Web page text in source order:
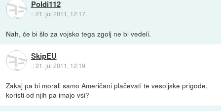
Poldi112
::21. jul 2011, 12:17
Nah, če bi šlo za vojsko tega zgolj ne bi vedeli.
SkipEU
::21. jul 2011, 12:19
Zakaj pa bi morali samo Američani plačevati te vesoljske prigode,
koristi od njih pa imajo vsi?